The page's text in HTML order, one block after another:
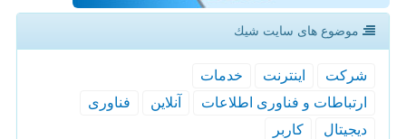
موضوع های سایت شیك
شركت اینترنت
خدمات
ارتباطات و فناوری اطلاعات
آنلاین
فناوری
دیجیتال
كاربر